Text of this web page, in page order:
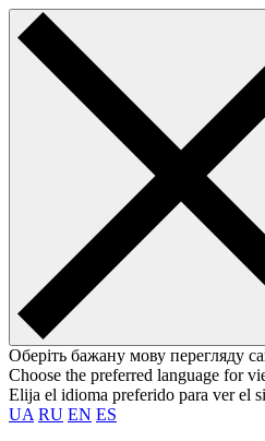
Оберіть бажану мову перегляду
Choose the preferred language for
Elija el idioma preferido para ver el
UA RU EN ES